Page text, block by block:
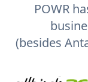
POWR
(besides